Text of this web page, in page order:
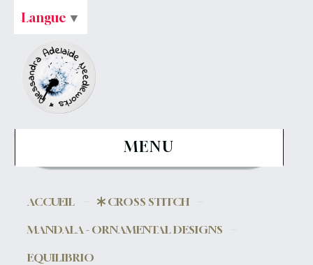
MENU
ACCUEIL
CROSS STITCH
MANDALA - ORNAMENTAL DESIGNS
EQUILIBRIO
Langue ▼